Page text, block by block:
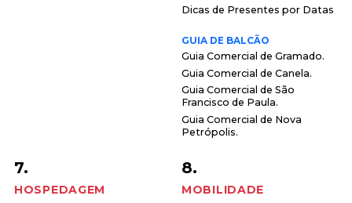
Dicas de Presentes por Datas
GUIA DE BALCÃO
Guia Comercial de Gramado.
Guia Comercial de Canela.
Guia Comercial de São
Francisco de Paula.
Guia Comercial de Nova
Petrópolis.
7.
HOSPEDAGEM
8.
MOBILIDADE